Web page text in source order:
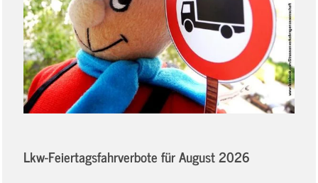
Lkw-Feiertagsfahrverbote für August 2026